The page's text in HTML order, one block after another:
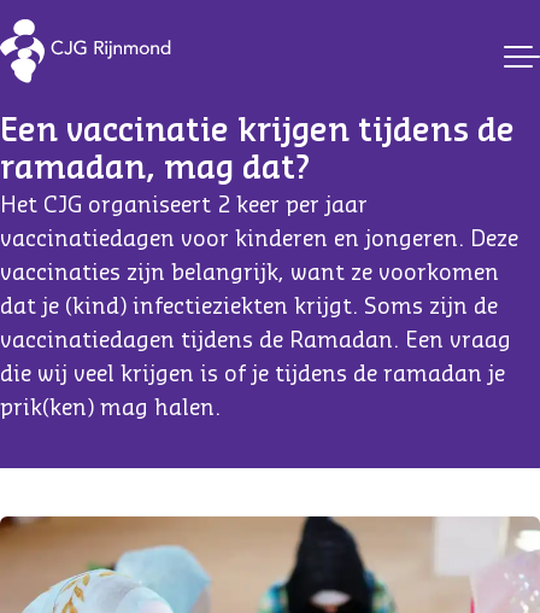
Vaccinaties CJG Rijnmond
Een vaccinatie krijgen tijdens de
ramadan, mag dat?
Het CJG organiseert 2 keer per jaar
vaccinatiedagen voor kinderen en jongeren. Deze
vaccinaties zijn belangrijk, want ze voorkomen
dat je (kind) infectieziekten krijgt. Soms zijn de
vaccinatiedagen tijdens de Ramadan. Een vraag
die wij veel krijgen is of je tijdens de ramadan je
prik(ken) mag halen.